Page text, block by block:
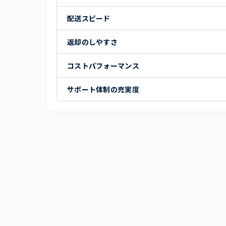
配送スピード
返却のしやすさ
コストパフォーマンス
サポート体制の充実度